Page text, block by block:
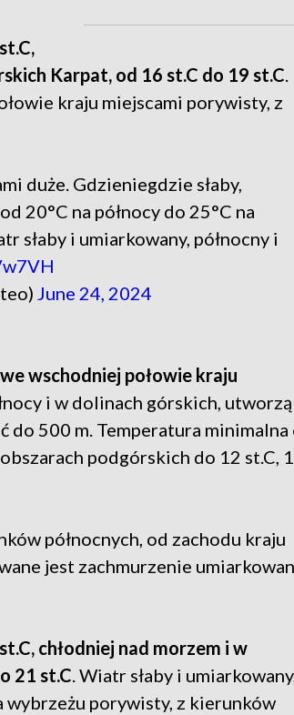
Karpat, od 16 st.C do 19 st.C
kraju miejscami porywisty, z
duże. Gdzieniegdzie słaby,
20°C na północy do 25°C na
słaby i umiarkowany, północny i
June 24, 2024
wschodniej połowie kraju
i w dolinach górskich,
500 m. Temperatura minimalna
podgórskich do 12 st.C,
północnych, od zachodu kraju
jest zachmurzenie
chłodniej nad morzem i w
21 st.C . Wiatr słaby i umiarkowany,
wybrzeżu porywisty, z kierunków